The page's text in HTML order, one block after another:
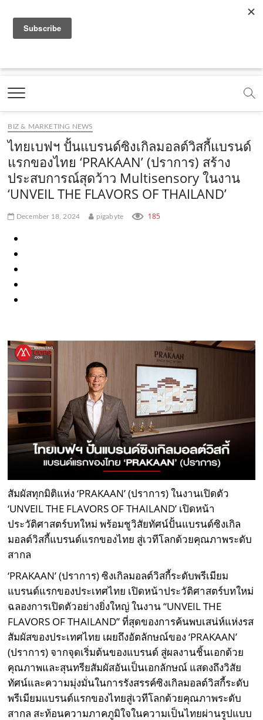
a
e
b
o
o
k
.
c
o
o
t
b
e
.
c
o
m
.
o
e
m
e
t
g
r
a
m
.
c
t
k
c
o
m
Marketing Oops!
DIGITAL | CREATIVE | ADVERTISING | CAMPAIGN |
BIZ & MARKETING NEWS
ไทยเบฟฯ ปั้นแบรนด์ซิงเกิลมอลต์วิสกี้แบรนด์
แรกของไทย ‘PRAKAAN’ (ปราการ) สร้าง
ประสบการณ์สุดว้าว Multisensory ในงาน
‘UNVEIL THE FLAVORS OF THAILAND’
December 18, 2024 pigabyte 185
สัมผัสทุกมิติแห่ง ‘PRAKAAN’ (ปราการ) ในงานเปิดตัว
‘UNVEIL THE FLAVORS OF THAILAND’ เปิดหน้า
ประวัติศาสตร์บทใหม่ พร้อมชูวิสัยทัศน์ปั้นแบรนด์ซิงเกิล
มอลต์วิสกี้แบรนด์แรกของไทย สู่เวทีโลกด้วยคุณภาพระดับ
สากล
‘PRAKAAN’ (ปราการ) ซิงเกิลมอลต์วิสกี้ระดับพรีเมียม
แบรนด์แรกของประเทศไทย เปิดหน้าประวัติศาสตร์บทใหม่
ฉลองการเปิดตัวอย่างยิ่งใหญ่ ในงาน “UNVEIL THE
FLAVORS OF THAILAND” ที่สุดของการค้นพบเสน่ห์แห่งรส
สัมผัสของประเทศไทย เผยถึงอัตลักษณ์ของ ‘PRAKAAN’
(ปราการ) จากจุดเริ่มต้นของแบรนด์ สู่ผลงานชิ้นเอกด้วย
คุณภาพและสุนทรียสัมผัสอันเป็นเอกลักษณ์ แสดงถึงวิสัย
ทัศน์และความมุ่งมั่นในการรังสรรค์ซิงเกิลมอลต์วิสกี้ระดับ
พรีเมียมแบรนด์แรกของไทยสู่เวทีโลกด้วยคุณภาพระดับ
สากล สะท้อนความภาคภูมิใจในความเป็นไทยผ่านรูปแบบ